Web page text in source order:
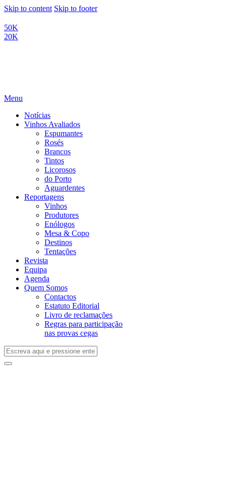
Skip to content Skip to footer
50K
20K
Menu
Notícias
Vinhos Avaliados
Espumantes
Rosés
Brancos
Tintos
Licorosos
do Porto
Aguardentes
Reportagens
Vinhos
Produtores
Enólogos
Mesa & Copo
Destinos
Tentações
Revista
Equipa
Agenda
Quem Somos
Contactos
Estatuto Editorial
Livro de reclamações
Regras para participação
nas provas cegas